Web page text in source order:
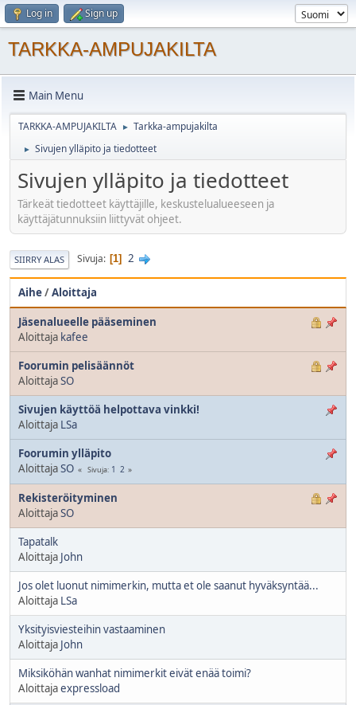
Log in Sign up
TARKKA-AMPUJAKILTA
Main Menu
TARKKA-AMPUJAKILTA ► Tarkka-ampujakilta
► Sivujen ylläpito ja tiedotteet
Sivujen ylläpito ja tiedotteet
Tärkeät tiedotteet käyttäjille, keskustelualueeseen ja
käyttäjätunnuksiin liittyvät ohjeet.
SIIRRY ALAS Sivuja 1 2
Aihe/Aloittaja
Jäsenalueelle pääseminen
Aloittaja kafee
Foorumin pelisäännöt
AloittajaSO
Sivujen käyttöä helpottava vinkki!
Aloittaja LSa
Foorumin ylläpito
AloittajaSO Sivuja 1 2
Rekisteröityminen
AloittajaSO
Tapatalk
Aloittaja John
Jos olet luonut nimimerkin, mutta et ole saanut hyväksyntää...
Aloittaja LSa
Yksityisviesteihin vastaaminen
Aloittaja John
Miksiköhän wanhat nimimerkit eivät enää toimi?
Aloittajaexpressload